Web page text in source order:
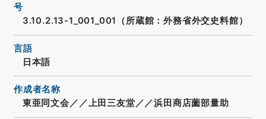
号
3.10.2.13-1_001_001（所蔵館：外務省外交史料館）
言語
日本語
作成者名称
東亜同文会／／上田三友堂／／浜田商店薗部量助